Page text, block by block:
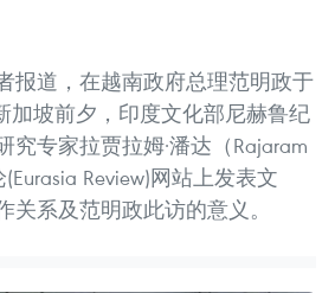
报道，在越南政府总理范明政于
加坡前夕，印度文化部尼赫鲁纪
究专家拉贾拉姆·潘达（Rajaram
Review)网站上发表文
关系及范明政此访的意义。